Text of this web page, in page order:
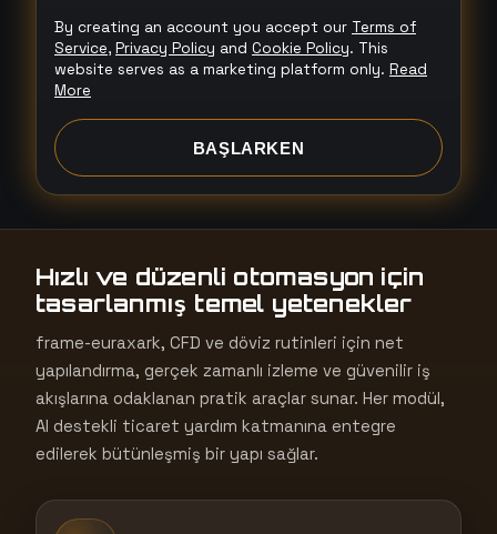
t
e
d
S
s
+
1
By creating an account you accept our Terms of
Service, Privacy Policy and Cookie Policy. This
website serves as a marketing platform only. Read
More
BAŞLARKEN
Hızlı ve düzenli otomasyon için
tasarlanmış temel yetenekler
frame-euraxark, CFD ve döviz rutinleri için net
yapılandırma, gerçek zamanlı izleme ve güvenilir iş
akışlarına odaklanan pratik araçlar sunar. Her modül,
AI destekli ticaret yardım katmanına entegre
edilerek bütünleşmiş bir yapı sağlar.